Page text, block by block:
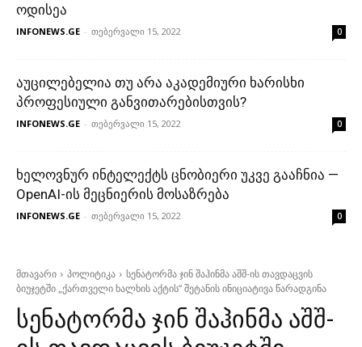
ოდისეა
INFONEWS.GE - თებერვალი 15, 2022 0
აუცილებელია თუ არა აკადემიური ხარისხი
პროფესიული განვითარებისთვის?
INFONEWS.GE - თებერვალი 15, 2022 0
ხელოვნურ ინტელექტს ცნობიერი უკვე გააჩნია —
OpenAI-ის მეცნიერის მოსაზრება
INFONEWS.GE - თებერვალი 15, 2022 0